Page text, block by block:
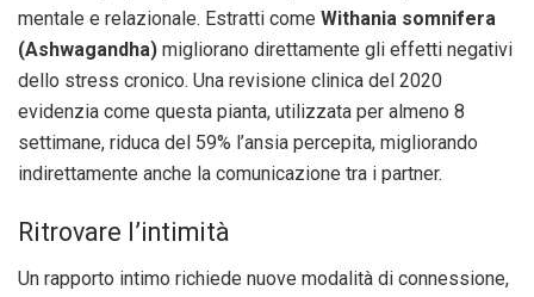
mentale e relazionale. Estratti come Withania somnifera
(Ashwagandha) migliorano direttamente gli effetti negativi
dello stress cronico. Una revisione clinica del 2020
evidenzia come questa pianta, utilizzata per almeno 8
settimane, riduca del 59% l’ansia percepita, migliorando
indirettamente anche la comunicazione tra i partner.
Ritrovare l’intimità
Un rapporto intimo richiede nuove modalità di connessione,